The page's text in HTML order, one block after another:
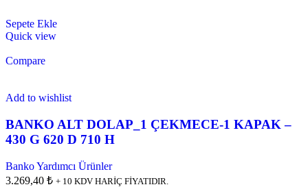
Sepete Ekle
Quick view
Compare
Add to wishlist
BANKO ALT DOLAP_1 ÇEKMECE-1 KAPAK –
430 G 620 D 710 H
Banko Yardımcı Ürünler
3.269,40 ₺ + 10 KDV HARİÇ FİYATIDIR.